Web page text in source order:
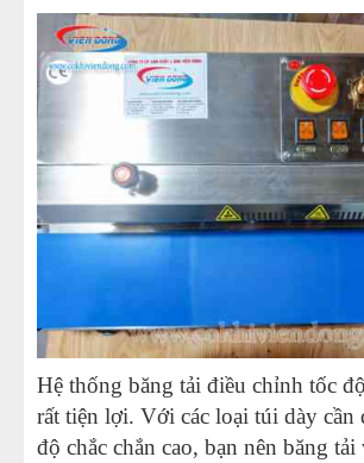
Hệ thống băng tải điều chỉnh tốc
rất tiện lợi. Với các loại túi dày cần
độ chắc chắn cao, bạn nên băng tải